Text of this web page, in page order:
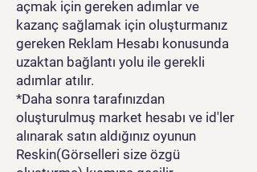
açmak için gereken adımlar ve
kazanç sağlamak için oluşturmanız
gereken Reklam Hesabı konusunda
uzaktan bağlantı yolu ile gerekli
adımlar atılır.
*Daha sonra tarafınızdan
oluşturulmuş market hesabı ve id'ler
alınarak satın aldığınız oyunun
Reskin(Görselleri size özgü